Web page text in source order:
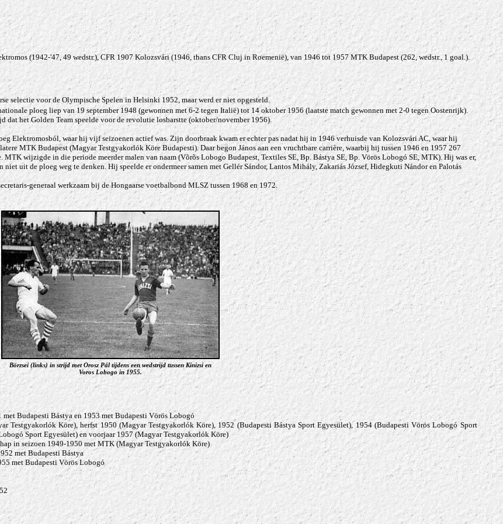
(1942-'47, 49 wedstr.), CFR 1907 Kolozsvári (1946, thans CFR Cluj in Roemenië), van 1946 tot 1957 MTKBudapest (262, wedstr., 1 goal.).
selectie voor de Olympische Spelen in Helsinki 1952, maar werd er niet opgesteld.
ploeg liep van 19 september 1948 (gewonnen met 6-2 tegen Italië) tot 14 oktober 1956 (laatste match gewonnen met 2-0 tegen Oostenrijk).
dat het Golden Team speelde voor de revolutie losbarstte (oktober/november 1956).
Elektromosból, waar hij vijf seizoenen actief was. Zijn doorbraak kwam er echter pas nadat hij in 1946 verhuisde van Kolozsvári AC, waar hij
MTK Budapest(Magyar Testgyakorlók Köre Budapesti). Daar begon János aan een vruchtbare carrière, waarbij hij tussen 1946 en 1957 267
MTK wijzigde in die periode meerder malen van naam (Võrõs Lobogo Budapest, Textiles SE, Bp. Bástya SE, Bp. Vörös Lobogó SE, MTK). Hij was er,
niet uit de ploeg weg te denken. Hij speelde er ondermeer samen met Gellér Sándor, Lantos Mihály, Zakariás József, Hidegkuti Nándor en Palotás
generaal werkzaam bij de Hongaarse voetbalbond MLSZ tussen 1968 en 1972.
Börzsei (links) in strijd metOrosz Pál tijdens een wedstrijd tussen Kinizsi en
Voros Lobogo in 1955.
met Budapesti Bástya en 1953 metBudapesti Vörös Lobogó
Testgyakorlók Köre), herfst 1950 (Magyar Testgyakorlók Köre), 1952 (Budapesti Bástya Sport Egyesület), 1954 (Budapesti Vörös Lobogó Sport
Sport Egyesület) en voorjaar 1957 (Magyar Testgyakorlók Köre)
in seizoen 1949-1950 met MTK (Magyar Testgyakorlók Köre)
met Budapesti Bástya
metBudapesti Vörös Lobogó